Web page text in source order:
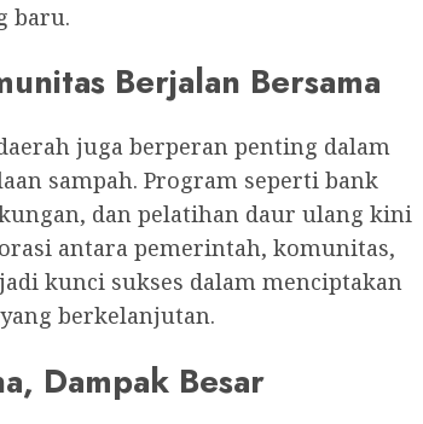
baru.
Berjalan Bersama
juga berperan penting dalam
sampah. Program seperti bank
dan pelatihan daur ulang kini
antara pemerintah, komunitas,
kunci sukses dalam menciptakan
berkelanjutan.
Dampak Besar